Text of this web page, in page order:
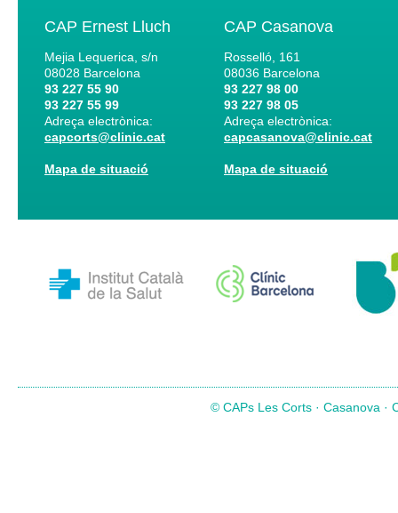
CAP Ernest Lluch
Mejia Lequerica, s/n
08028 Barcelona
93 227 55 90
93 227 55 99
Adreça electrònica:
capcorts@clinic.cat
Mapa de situació
CAP Casanova
Rosselló, 161
08036 Barcelona
93 227 98 00
93 227 98 05
Adreça electrònica:
capcasanova@clinic.cat
Mapa de situació
© CAPs Les Corts · Casanova ·